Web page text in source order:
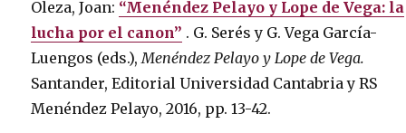
Oleza, Joan: “Menéndez Pelayo y Lope de Vega: la
lucha por el canon” . G. Serés y G. Vega García-
Luengos (eds.), Menéndez Pelayo y Lope de Vega.
Santander, Editorial Universidad Cantabria y RS
Menéndez Pelayo, 2016, pp. 13-42.